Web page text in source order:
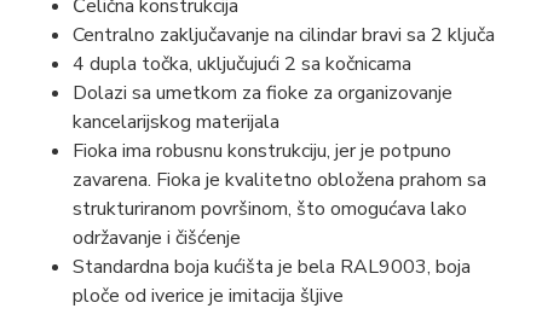
Čelična konstrukcija
Centralno zaključavanje na cilindar bravi sa 2 ključa
4 dupla točka, uključujući 2 sa kočnicama
Dolazi sa umetkom za fioke za organizovanje
kancelarijskog materijala
Fioka ima robusnu konstrukciju, jer je potpuno
zavarena. Fioka je kvalitetno obložena prahom sa
strukturiranom površinom, što omogućava lako
održavanje i čišćenje
Standardna boja kućišta je bela RAL9003, boja
ploče od iverice je imitacija šljive